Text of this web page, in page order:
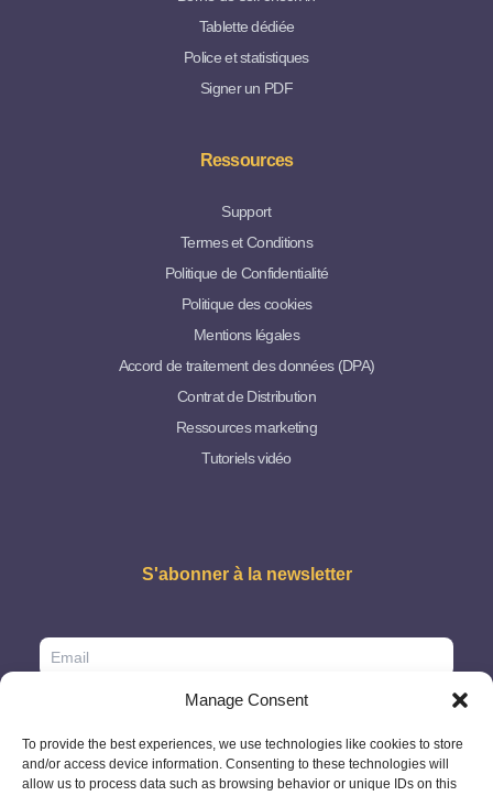
Manage Consent
To provide the best experiences, we use technologies like cookies to store
and/or access device information. Consenting to these technologies will
allow us to process data such as browsing behavior or unique IDs on this
Tablette dédiée
Police et statistiques
Signer un PDF
Ressources
Support
Termes et Conditions
Politique de Confidentialité
Politique des cookies
Mentions légales
Accord de traitement des données (DPA)
Contrat de Distribution
Ressources marketing
Tutoriels vidéo
S'abonner à la newsletter